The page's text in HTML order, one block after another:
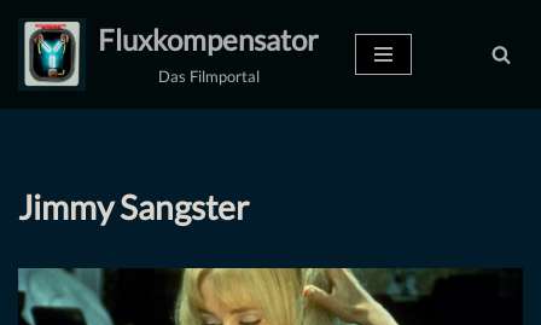
Zum
Inhalt
Fluxkompensator
Das Filmportal
Jimmy Sangster